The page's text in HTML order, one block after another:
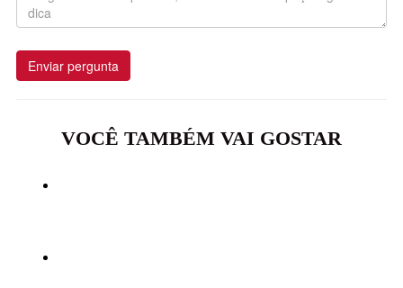
Enviar pergunta
VOCÊ TAMBÉM VAI GOSTAR